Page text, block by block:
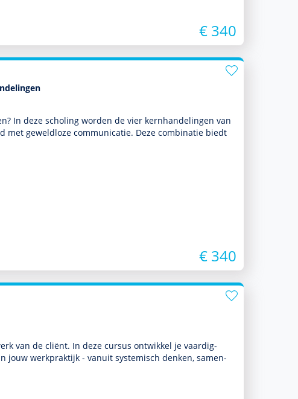
€ 340
In deze scholing worden de vier kernhandelingen van
met geweldloze com­muni­ca­tie. Deze combinatie biedt
€ 340
van de cliënt. In deze cursus ontwik­kel je vaar­dig­
jouw werkprak­tijk - vanuit systemisch denken, samen­